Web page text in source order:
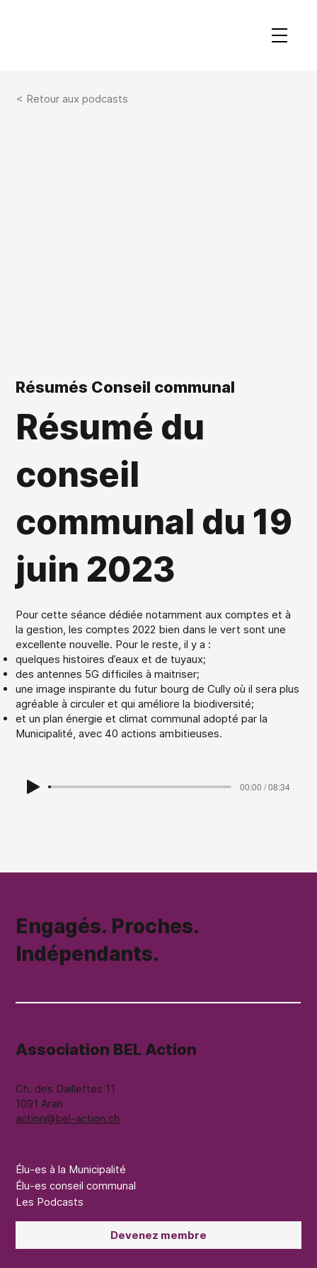
< Retour aux podcasts
Résumés Conseil communal
Résumé du
conseil
communal du 19
juin 2023
Pour cette séance dédiée notamment aux comptes et à
la gestion, les comptes 2022 bien dans le vert sont une
excellente nouvelle. Pour le reste, il y a :
quelques histoires d’eaux et de tuyaux;
des antennes 5G difficiles à maitriser;
une image inspirante du futur bourg de Cully où il sera plus
agréable à circuler et qui améliore la biodiversité;
et un plan énergie et climat communal adopté par la
Municipalité, avec 40 actions ambitieuses.
00:00 / 08:34
Élu-es à la Municipalité
Élu-es conseil communal
Les Podcasts
Devenez membre
Association BEL Action
Ch. des Daillettes 11
1091 Aran
action@bel-action.ch
Engagés. Proches.
Indépendants.